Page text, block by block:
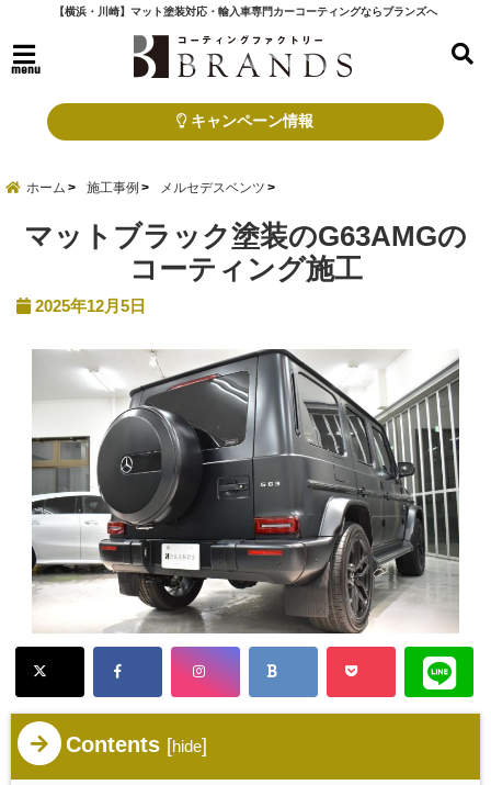
【横浜・川崎】マット塗装対応・輸入車専門カーコーティングならブランズへ
menu
キャンペーン情報
ホーム 施工事例 メルセデスベンツ
マットブラック塗装のG63AMGの
コーティング施工
2025年12月5日
Contents [hide]